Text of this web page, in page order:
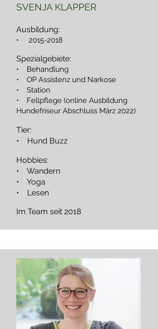
SVENJA KLAPPER
Ausbildung:
• 2015-2018
Spezialgebiete:
• Behandlung
• OP Assistenz und Narkose
• Station
• Fellpflege (online Ausbildung
Hundefriseur Abschluss März 2022)
Tier:
• Hund Buzz
Hobbies:
• Wandern
• Yoga
• Lesen
Im Team seit 2018